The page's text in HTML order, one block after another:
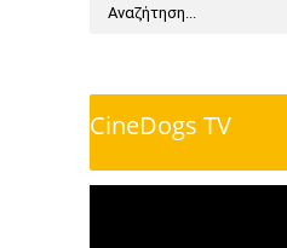
CineDogs TV